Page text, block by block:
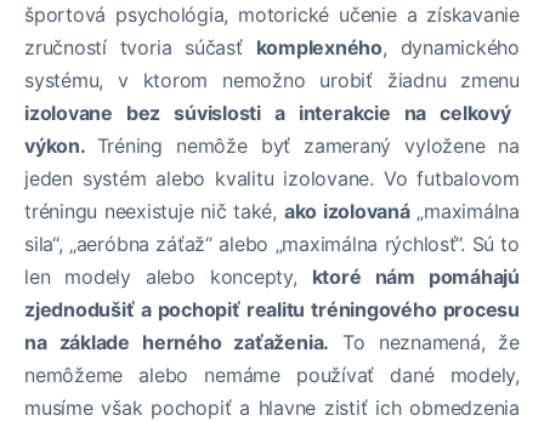
športová psychológia, motorické učenie a získavanie
zručností tvoria súčasť komplexného, ​​dynamického
systému, v ktorom nemožno urobiť žiadnu zmenu
izolovane bez súvislosti a interakcie na celkový
výkon. Tréning nemôže byť zameraný vyložene na
jeden systém alebo kvalitu izolovane. Vo futbalovom
tréningu neexistuje nič také, ako izolovaná„maximálna
sila“, „aeróbna záťaž“ alebo „maximálna rýchlosť“. Sú to
len modely alebo koncepty, ktoré nám pomáhajú
zjednodušiť a pochopiť realitu tréningového procesu
na základe herného zaťaženia. To neznamená, že
nemôžeme alebo nemáme používať dané modely,
musíme však pochopiť a hlavne zistiť ich obmedzenia